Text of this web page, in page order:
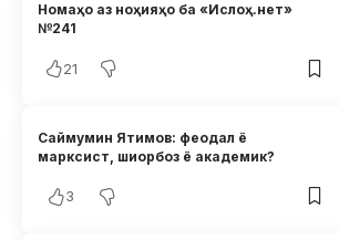
Номаҳо аз ноҳияҳо ба «Ислоҳ.нет»
№241
21
Саймумин Ятимов: феодал ё
марксист, шиорбоз ё академик?
3